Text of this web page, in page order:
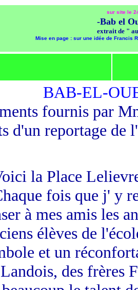
sur site le
-Bab el
extrait de "
Mise en page : sur une idée de Francis
BAB-EL-
fournis par
d'un reportage de
la Place
fois que j' y
à mes amis les
élèves de
et un
des frères